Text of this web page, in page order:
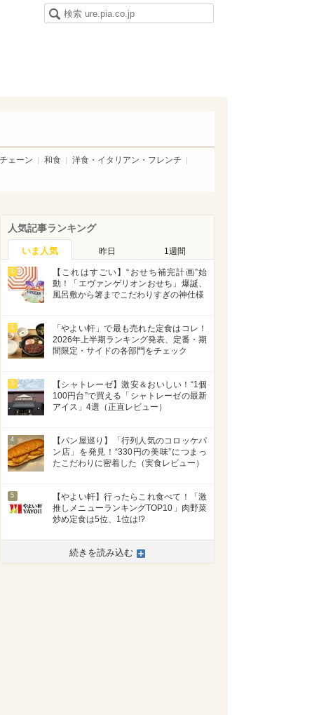
ェーン 和食
洋食・イタリアン・フレンチ
人気記事ランキング
いま人気 昨日 1週間
1
【これはすごい】“おせち補完計画”始
動！「エヴァンゲリオンおせち」爆誕、
風呂敷から箸までこだわりすぎの神仕様
2
「やよい軒」で最も売れた定食はコレ！
2026年上半期ランキング発表、定番・期
間限定・サイドの各部門をチェック
3
【シャトレーゼ】激安＆おいしい！“1個
100円台”で買える「シャトレーゼの最新
アイス」4選（正直レビュー）
4
【パン屋巡り】「行列人気のコロッケパ
ン店」を発見！“330円の美味”につまっ
たこだわりに密着した（実食レビュー）
5
【やよい軒】行ったらこれ食べて！「激
推しメニューランキングTOP10」肉野菜
炒め定食は5位、1位は!?
続きを読み込む